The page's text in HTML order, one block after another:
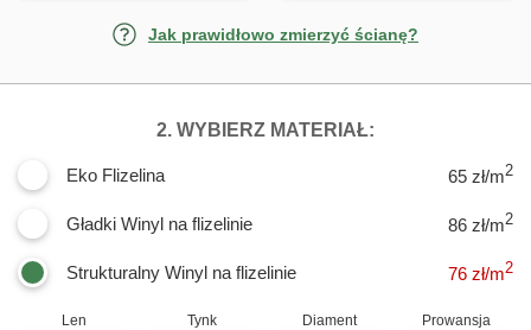
Jak prawidłowo zmierzyć ścianę?
2. WYBIERZ MATERIAŁ:
Eko Flizelina 65 zł/m2
Gładki Winyl na flizelinie 86 zł/m2
Strukturalny Winyl na flizelinie 76 zł/m2
Len Tynk Diament Prowansja